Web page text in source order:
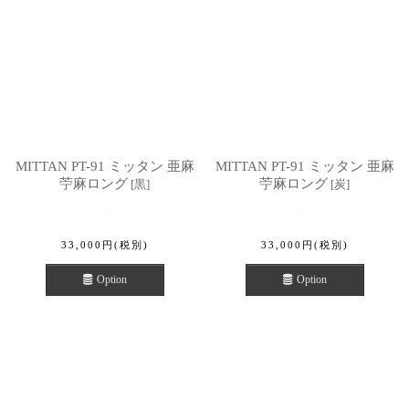
MITTAN PT-91 ミッタン 亜麻
苧麻ロング [黒]
33,000 円 (税別)
Option
MITTAN PT-91 ミッタン 亜麻
苧麻ロング [炭]
33,000 円 (税別)
Option